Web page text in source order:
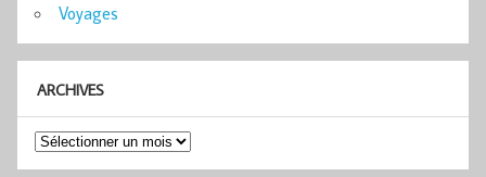
Voyages
ARCHIVES
Archives